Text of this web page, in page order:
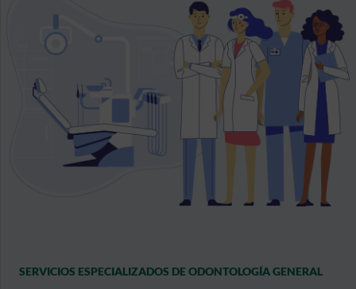
SERVICIOS ESPECIALIZADOS DE ODONTOLOGÍA GENERAL